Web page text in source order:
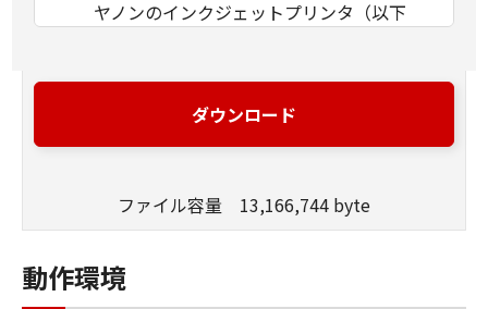
ヤノンのインクジェットプリンタ（以下
とは、「許諾ソフトウエア」をコンピュー
タの記憶媒体上にインストールすること、
と、アクセスすること、読み出すこと、も
しくは実行することのいずれも含むものと
します）することができます。お客様はま
た、お客様が「プリンタ」を使用すること
ダウンロード
ファイル容量 13,166,744 byte
動作環境